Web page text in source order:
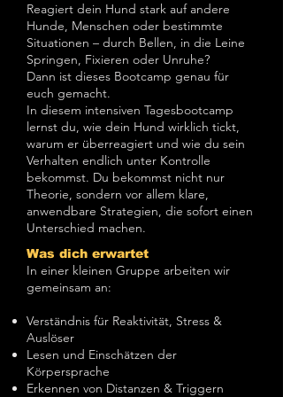
Reagiert dein Hund stark auf andere
Hunde, Menschen oder bestimmte
Situationen – durch Bellen, in die Leine
Springen, Fixieren oder Unruhe?
Dann ist dieses Bootcamp genau für
euch gemacht.
In diesem intensiven Tagesbootcamp
lernst du, wie dein Hund wirklich tickt,
warum er überreagiert und wie du sein
Verhalten endlich unter Kontrolle
bekommst. Du bekommst nicht nur
Theorie, sondern vor allem klare,
anwendbare Strategien, die sofort einen
Unterschied machen.
Was dich erwartet
In einer kleinen Gruppe arbeiten wir
gemeinsam an:
Verständnis für Reaktivität, Stress &
Auslöser
Lesen und Einschätzen der
Körpersprache
Erkennen von Distanzen & Triggern